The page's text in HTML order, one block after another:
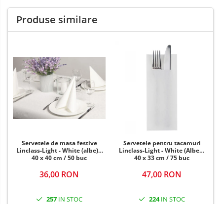
Produse similare
Servetele de masa festive
Linclass-Light - White (albe) /
40 x 40 cm / 50 buc
36,00 RON
257 IN STOC
Servetele pentru tacamuri
Linclass-Light - White (Albe) /
40 x 33 cm / 75 buc
47,00 RON
224IN STOC